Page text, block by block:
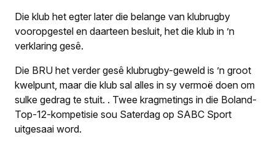
Die klub het egter later die belange van klubrugby
vooropgestel en daarteen besluit, het die klub in ’n
verklaring gesê.
Die BRU het verder gesê klubrugby-geweld is ’n groot
kwelpunt, maar die klub sal alles in sy vermoë doen om
sulke gedrag te stuit. . Twee kragmetings in die Boland-
Top-12-kompetisie sou Saterdag op SABC Sport
uitgesaai word.